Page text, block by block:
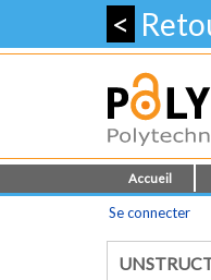
<
Accueil
Se connecter